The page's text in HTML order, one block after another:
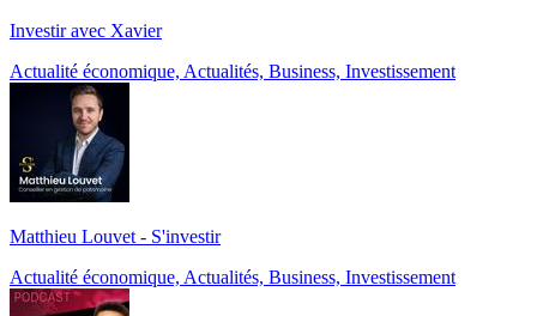
Investir avec Xavier
Actualité économique, Actualités, Business, Investissement
Matthieu Louvet - S'investir
Actualité économique, Actualités, Business, Investissement